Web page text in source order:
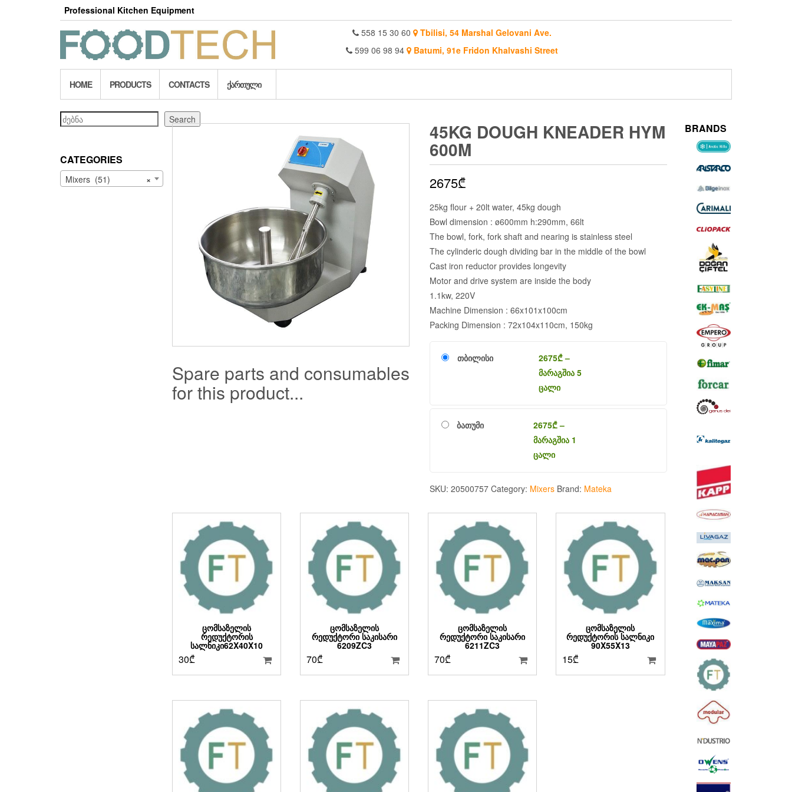
Professional Kitchen Equipment
558 15 30 60
Tbilisi, 54 Marshal Gelovani Ave.
599 06 98 94
Batumi, 91e Fridon Khalvashi Street
HOME PRODUCTS CONTACTS ᲥᲐᲠᲗᲣᲚᲘ
Search Search
CATEGORIES
×
Mixers (51)
45KG DOUGH KNEADER HYM
600M
2675₾
25kg flour + 20lt water, 45kg dough
Bowl dimension : ø600mm h:290mm, 66lt
The bowl, fork, fork shaft and nearing is stainless steel
The cylinderic dough dividing bar in the middle of the bowl
Cast iron reductor provides longevity
Motor and drive system are inside the body
1.1kw, 220V
Machine Dimension : 66x101x100cm
Packing Dimension : 72x104x110cm, 150kg
თბილისი 2675₾–
მარაგშია 5
ცალი
ბათუმი 2675₾–
მარაგშია 1
ცალი
SKU: 20500757 Category: Mixers Brand: Mateka
Spare parts and consumables
for this product...
ᲪᲝᲛᲡᲐᲖᲔᲚᲘᲡ
ᲠᲔᲓᲣᲥᲢᲝᲠᲘᲡ
ᲡᲐᲚᲜᲘᲙᲘ62X40X10
30₾
ᲪᲝᲛᲡᲐᲖᲔᲚᲘᲡ
ᲠᲔᲓᲣᲥᲢᲝᲠᲘ ᲡᲐᲙᲘᲡᲐᲠᲘ
6209ZC3
70₾
ᲪᲝᲛᲡᲐᲖᲔᲚᲘᲡ
ᲠᲔᲓᲣᲥᲢᲝᲠᲘ ᲡᲐᲙᲘᲡᲐᲠᲘ
6211ZC3
70₾
ᲪᲝᲛᲡᲐᲖᲔᲚᲘᲡ
ᲠᲔᲓᲣᲥᲢᲝᲠᲘᲡ ᲡᲐᲚᲜᲘᲙᲘ
90X55X13
15₾
BRANDS